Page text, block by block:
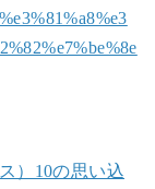
）10の思い込